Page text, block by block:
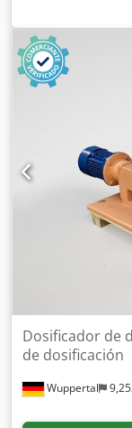
Sistemas de
triturado
dosificación
son ideales para
Varios modelos
sistemas de
personalizar en
de prueba: Si lo
dosificación con
cumplan con sus
sistemas están
Contáctanos y
adecuado a tus
responder
Wuppertal
Dosificador de
de dosificación